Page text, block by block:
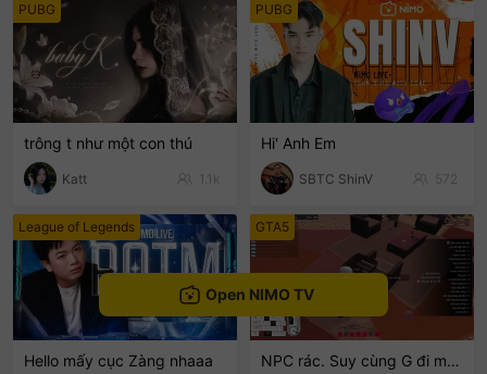
PUBG
trông t như một con thú
Katt 1.1k
PUBG
Hi' Anh Em
SBTC ShinV 572
League of Legends
Hello mấy cục Zàng nhaaa
GTA5
NPC rác. Suy cùng G đi mòooo😭
Open NIMO TV